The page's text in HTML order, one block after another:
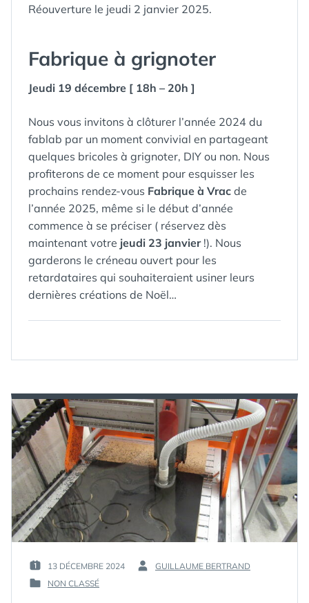
Réouverture le jeudi 2 janvier 2025.
Fabrique à grignoter
Jeudi 19 décembre [ 18h – 20h ]
Nous vous invitons à clôturer l’année 2024 du
fablab par un moment convivial en partageant
quelques bricoles à grignoter, DIY ou non. Nous
profiterons de ce moment pour esquisser les
prochains rendez-vous Fabrique à Vrac de
l’année 2025, même si le début d’année
commence à se préciser ( réservez dès
maintenant votre jeudi 23 janvier!). Nous
garderons le créneau ouvert pour les
retardataires qui souhaiteraient usiner leurs
dernières créations de Noël…
PUBLIÉ
LE :
13 DÉCEMBRE 2024
PAR :
GUILLAUME BERTRAND
PUBLIÉ
NON CLASSÉ